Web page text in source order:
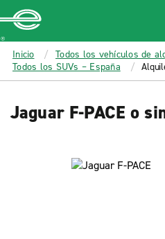
MAIN
CONTENT
Enterprise
Inicio
Todos los vehículos de
Todos los SUVs – España
Jaguar F-PACE o